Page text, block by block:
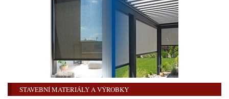
STAVEBNÍ MATERIÁLY A VÝROBKY